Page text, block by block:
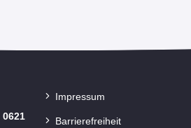
0621
Impressum
Barrierefreiheit